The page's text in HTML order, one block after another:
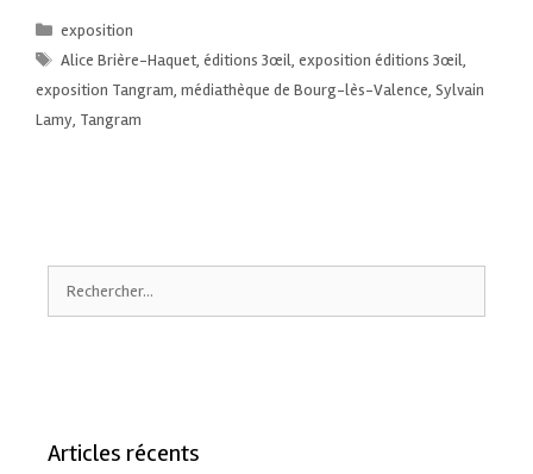
exposition
Alice Brière-Haquet,éditions 3œil,exposition éditions 3œil,
exposition Tangram, médiathèque de Bourg-lès-Valence, Sylvain
Lamy, Tangram
Articles récents